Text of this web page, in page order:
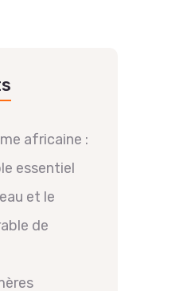
africaine :
essentiel
et le
de